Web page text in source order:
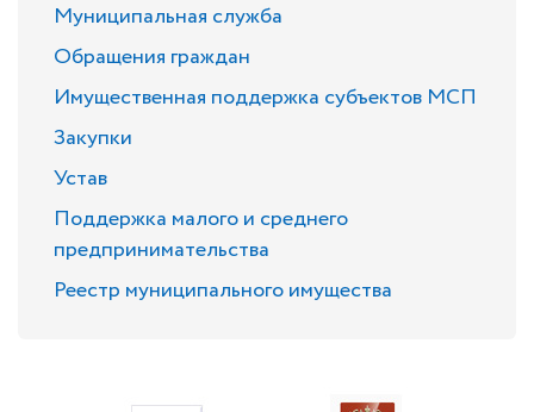
Муниципальная служба
Обращения граждан
Имущественная поддержка субъектов МСП
Закупки
Устав
Поддержка малого и среднего
предпринимательства
Реестр муниципального имущества